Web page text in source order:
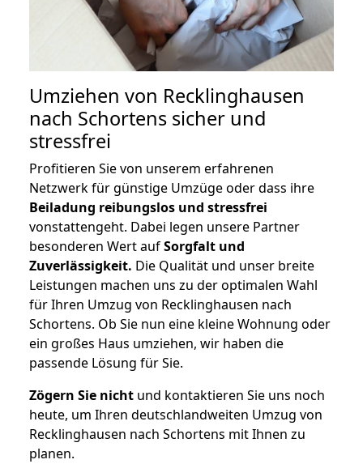
Umziehen von Recklinghausen
nach Schortens sicher und
stressfrei
Profitieren Sie von unserem erfahrenen
Netzwerk für günstige Umzüge oder dass ihre
Beiladung reibungslos und stressfrei
vonstattengeht. Dabei legen unsere Partner
besonderen Wert aufSorgfalt und
Zuverlässigkeit. Die Qualität und unser breite
Leistungen machen uns zu der optimalen Wahl
für Ihren Umzug von Recklinghausen nach
Schortens. Ob Sie nun eine kleine Wohnung oder
ein großes Haus umziehen, wir haben die
passende Lösung für Sie.
Zögern Sie nicht und kontaktieren Sie uns noch
heute, um Ihren deutschlandweiten Umzug von
Recklinghausen nach Schortens mit Ihnen zu
planen.